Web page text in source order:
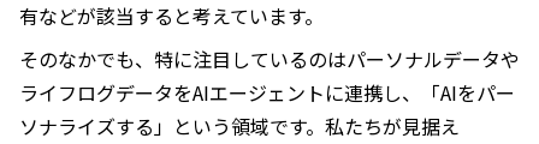
有などが該当すると考えています。
そのなかでも、特に注目しているのはパーソナルデータや
ライフログデータをAIエージェントに連携し、「AIをパー
ソナライズする」という領域です。私たちが見据え